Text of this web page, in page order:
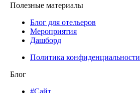
Полезные материалы
Блог для отельеров
Мероприятия
Дашборд
Политика конфиденциальности
Блог